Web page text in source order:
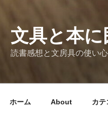
文具と本
読書感想と文房具の使い
ホーム About カテ